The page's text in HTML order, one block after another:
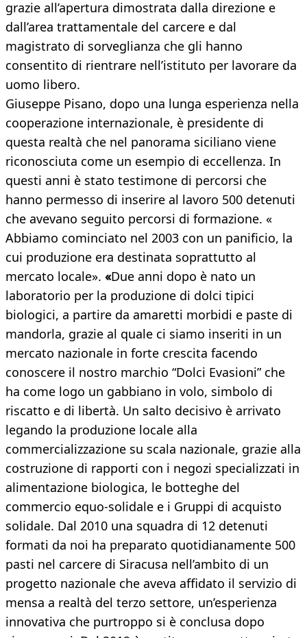
grazie all’apertura dimostrata dalla direzione e
dall’area trattamentale del carcere e dal
magistrato di sorveglianza che gli hanno
consentito di rientrare nell’istituto per lavorare da
uomo libero.
Giuseppe Pisano, dopo una lunga esperienza nella
cooperazione internazionale, è presidente di
questa realtà che nel panorama siciliano viene
riconosciuta come un esempio di eccellenza. In
questi anni è stato testimone di percorsi che
hanno permesso di inserire al lavoro 500 detenuti
che avevano seguito percorsi di formazione. «
Abbiamo cominciato nel 2003 con un panificio, la
cui produzione era destinata soprattutto al
mercato locale». «Due anni dopo è nato un
laboratorio per la produzione di dolci tipici
biologici, a partire da amaretti morbidi e paste di
mandorla, grazie al quale ci siamo inseriti in un
mercato nazionale in forte crescita facendo
conoscere il nostro marchio “Dolci Evasioni” che
ha come logo un gabbiano in volo, simbolo di
riscatto e di libertà. Un salto decisivo è arrivato
legando la produzione locale alla
commercializzazione su scala nazionale, grazie alla
costruzione di rapporti con i negozi specializzati in
alimentazione biologica, le botteghe del
commercio equo-solidale e i Gruppi di acquisto
solidale. Dal 2010 una squadra di 12 detenuti
formati da noi ha preparato quotidianamente 500
pasti nel carcere di Siracusa nell’ambito di un
progetto nazionale che aveva affidato il servizio di
mensa a realtà del terzo settore, un’esperienza
innovativa che purtroppo si è conclusa dopo